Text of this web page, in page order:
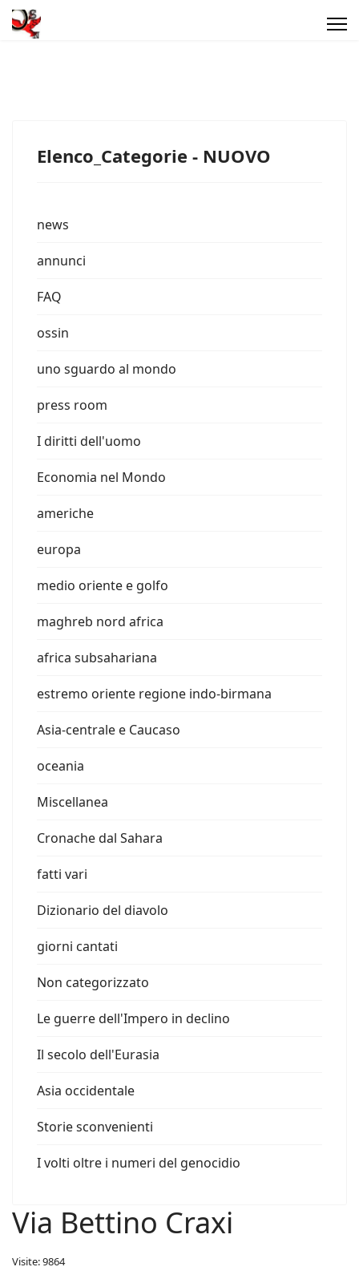
Elenco_Categorie - NUOVO
news
annunci
FAQ
ossin
uno sguardo al mondo
press room
I diritti dell'uomo
Economia nel Mondo
americhe
europa
medio oriente e golfo
maghreb nord africa
africa subsahariana
estremo oriente regione indo-birmana
Asia-centrale e Caucaso
oceania
Miscellanea
Cronache dal Sahara
fatti vari
Dizionario del diavolo
giorni cantati
Non categorizzato
Le guerre dell'Impero in declino
Il secolo dell'Eurasia
Asia occidentale
Storie sconvenienti
I volti oltre i numeri del genocidio
Via Bettino Craxi
Visite: 9864